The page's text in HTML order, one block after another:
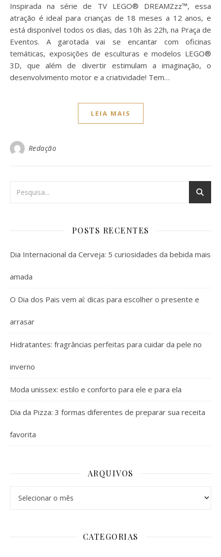
Inspirada na série de TV LEGO® DREAMZzz™, essa
atração é ideal para crianças de 18 meses a 12 anos, e
está disponível todos os dias, das 10h às 22h, na Praça de
Eventos. A garotada vai se encantar com oficinas
temáticas, exposições de esculturas e modelos LEGO®
3D, que além de divertir estimulam a imaginação, o
desenvolvimento motor e a criatividade! Tem…
LEIA MAIS
Redação
POSTS RECENTES
Dia Internacional da Cerveja: 5 curiosidades da bebida mais
amada
O Dia dos Pais vem aí: dicas para escolher o presente e
arrasar
Hidratantes: fragrâncias perfeitas para cuidar da pele no
inverno
Moda unissex: estilo e conforto para ele e para ela
Dia da Pizza: 3 formas diferentes de preparar sua receita
favorita
ARQUIVOS
CATEGORIAS